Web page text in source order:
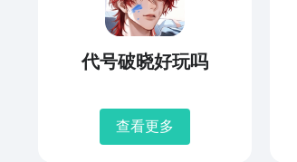
代号破晓好玩吗
查看更多